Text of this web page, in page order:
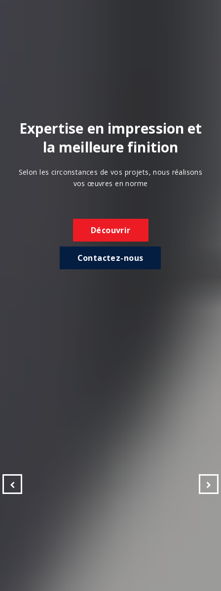
Expertise en impression et
la meilleure finition
Selon les circonstances de vos projets, nous réalisons
vos œuvres en norme
Découvrir
Contactez-nous